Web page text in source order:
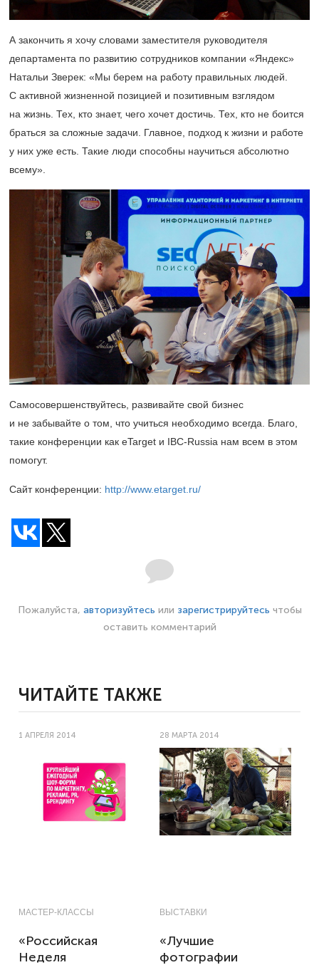
А закончить я хочу словами заместителя руководителя
департамента по развитию сотрудников компании «Яндекс»
Натальи Зверек: «Мы берем на работу правильных людей.
С активной жизненной позицией и позитивным взглядом
на жизнь. Тех, кто знает, чего хочет достичь. Тех, кто не боится
браться за сложные задачи. Главное, подход к жизни и работе
у них уже есть. Такие люди способны научиться абсолютно
всему».
Самосовершенствуйтесь, развивайте свой бизнес
и не забывайте о том, что учиться необходимо всегда. Благо,
такие конференции как eTarget и IBC-Russia нам всем в этом
помогут.
Сайт конференции: http://www.etarget.ru/
Пожалуйста, авторизуйтесь или зарегистрируйтесь чтобы
оставить комментарий
ЧИТАЙТЕ ТАКЖЕ
1 АПРЕЛЯ 2014
МАСТЕР-КЛАССЫ
«Российская
Неделя
28 МАРТА 2014
ВЫСТАВКИ
«Лучшие
фотографии